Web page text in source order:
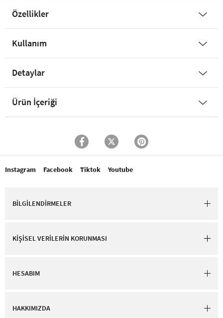
Özellikler
Kullanım
Detaylar
Ürün İçeriği
Instagram Facebook Tiktok Youtube
BİLGİLENDİRMELER
KİŞİSEL VERİLERİN KORUNMASI
HESABIM
HAKKIMIZDA